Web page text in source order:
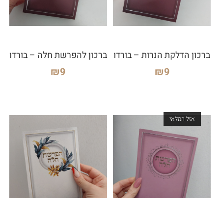
ברכון הדלקת הנרות – בורדו
₪9
ברכון להפרשת חלה – בורדו
₪9
אזל המלאי